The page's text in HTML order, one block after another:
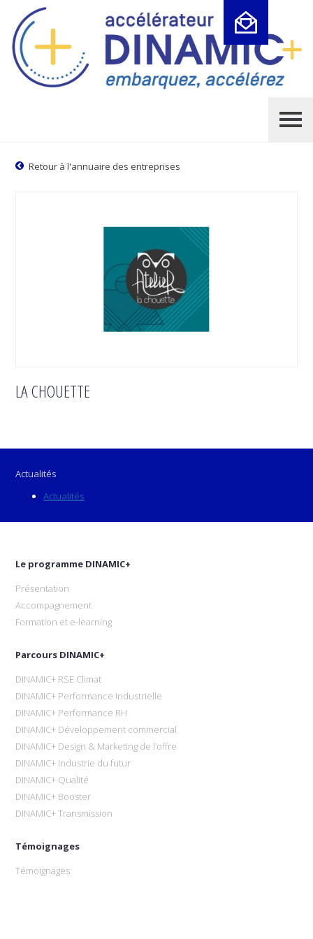
Retour à l'annuaire des entreprises
LA CHOUETTE
Actualités
Actualités
Le programme DINAMIC+
Présentation
Accompagnement
Formation et e-learning
Parcours DINAMIC+
DINAMIC+ RSE Climat
DINAMIC+ Performance industrielle
DINAMIC+ Performance RH
DINAMIC+ Développement commercial
DINAMIC+ Design & Marketing de l’offre
DINAMIC+ Industrie du futur
DINAMIC+ Qualité
DINAMIC+ Booster
DINAMIC+ Transmission
Témoignages
Témoignages
Cookies management panel